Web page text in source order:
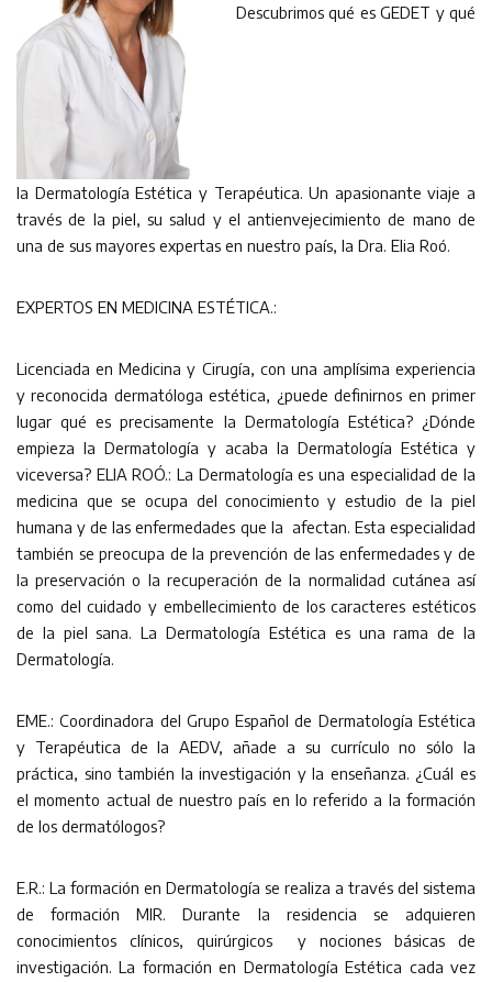
Descubrimos qué es GEDET y qué
la Dermatología Estética y Terapéutica. Un apasionante viaje a
través de la piel, su salud y el antienvejecimiento de mano de
una de sus mayores expertas en nuestro país, la Dra. Elia Roó.
EXPERTOS EN MEDICINA ESTÉTICA.:
Licenciada en Medicina y Cirugía, con una amplísima experiencia
y reconocida dermatóloga estética, ¿puede definirnos en primer
lugar qué es precisamente la Dermatología Estética? ¿Dónde
empieza la Dermatología y acaba la Dermatología Estética y
viceversa? ELIA ROÓ.: La Dermatología es una especialidad de la
medicina que se ocupa del conocimiento y estudio de la piel
humana y de las enfermedades que la afectan. Esta especialidad
también se preocupa de la prevención de las enfermedades y de
la preservación o la recuperación de la normalidad cutánea así
como del cuidado y embellecimiento de los caracteres estéticos
de la piel sana. La Dermatología Estética es una rama de la
Dermatología.
EME.: Coordinadora del Grupo Español de Dermatología Estética
y Terapéutica de la AEDV, añade a su currículo no sólo la
práctica, sino también la investigación y la enseñanza. ¿Cuál es
el momento actual de nuestro país en lo referido a la formación
de los dermatólogos?
E.R.: La formación en Dermatología se realiza a través del sistema
de formación MIR. Durante la residencia se adquieren
conocimientos clínicos, quirúrgicos y nociones básicas de
investigación. La formación en Dermatología Estética cada vez